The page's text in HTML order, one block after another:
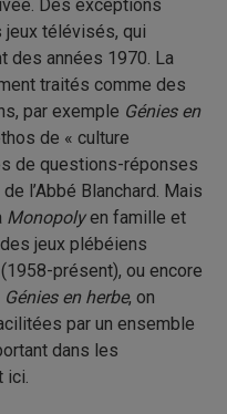
Des exceptions
jeux télévisés, qui
des années 1970. La
traités comme des
par exemple Génies en
de « culture
de questions-réponses
l’Abbé Blanchard. Mais
Monopolyen famille et
jeux plébéiens
présent), ou encore
Génies en herbe, on
par un ensemble
dans les
ici.